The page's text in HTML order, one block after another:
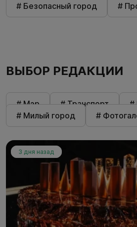
# Безопасный город #
ВЫБОР РЕДАКЦИИ
# Мэр # Транспорт
#
# Милый город
#
3 дня назад